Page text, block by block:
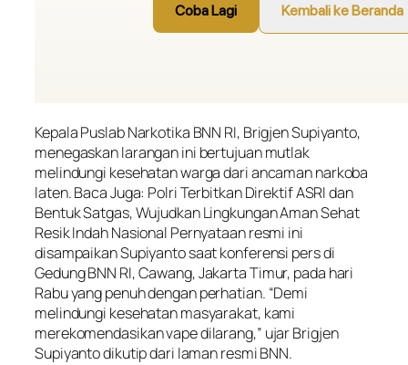
Kepala Puslab Narkotika BNN RI, Brigjen Supiyanto,
menegaskan larangan ini bertujuan mutlak
melindungi kesehatan warga dari ancaman narkoba
laten. Baca Juga: Polri Terbitkan Direktif ASRI dan
Bentuk Satgas, Wujudkan Lingkungan Aman Sehat
Resik Indah Nasional Pernyataan resmi ini
disampaikan Supiyanto saat konferensi pers di
Gedung BNN RI, Cawang, Jakarta Timur, pada hari
Rabu yang penuh dengan perhatian. “Demi
melindungi kesehatan masyarakat, kami
merekomendasikan vape dilarang,” ujar Brigjen
Supiyanto dikutip dari laman resmi BNN.